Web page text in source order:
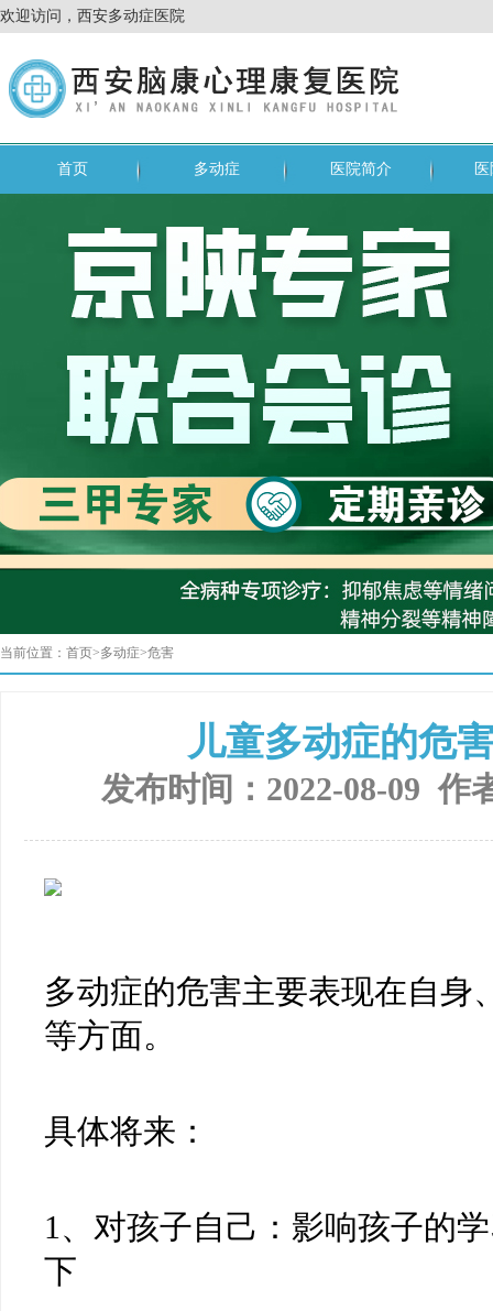
欢迎访问，西安多动症医院
首页 多动症 医院简介
当前位置： 首页>多动症>危害
儿童多动症的危
发布时间：2022-08-09 作
多动症的危害主要表现在自身
等方面。
具体将来：
1、对孩子自己：影响孩子的
下